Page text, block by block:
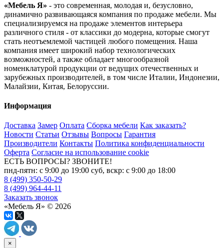
«Мебель Я» - это современная, молодая и, безусловно,
динамично развивающаяся компания по продаже мебели. Мы
специализируемся на продаже элементов интерьера
различного стиля - от классики до модерна, которые смогут
стать неотъемлемой частицей любого помещения. Наша
компания имеет широкий набор технологических
возможностей, а также обладает многообразной
номенклатурой продукции от ведущих отечественных и
зарубежных производителей, в том числе Италии, Индонезии,
Малайзии, Китая, Белоруссии.
Информация
Доставка Замер Оплата Сборка мебели Как заказать?
Новости Статьи Отзывы Вопросы Гарантия
Производители Контакты Политика конфиденциальности
Оферта Согласие на использование cookie
ЕСТЬ ВОПРОСЫ? ЗВОНИТЕ!
пнд-пятн: с 9:00 до 19:00 суб, вскр: с 9:00 до 18:00
8 (499) 350-50-29
8 (499) 964-44-11
Заказать звонок
«Мебель Я» © 2026
×